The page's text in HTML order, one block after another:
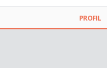
PROFIL